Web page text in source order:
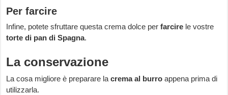
Per farcire
Infine, potete sfruttare questa crema dolce per farcire le vostre
torte di pan di Spagna.
La conservazione
La cosa migliore è preparare lacrema al burro appena prima di
utilizzarla.